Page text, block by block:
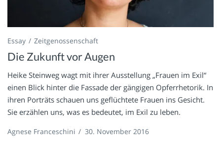
Essay Zeitgenossenschaft
Die Zukunft vor Augen
Heike Steinweg wagt mit ihrer Ausstellung „Frauen im Exil“
einen Blick hinter die Fassade der gängigen Opferrhetorik. In
ihren Porträts schauen uns geflüchtete Frauen ins Gesicht.
Sie erzählen uns, was es bedeutet, im Exil zu leben.
Agnese Franceschini / 30. November 2016